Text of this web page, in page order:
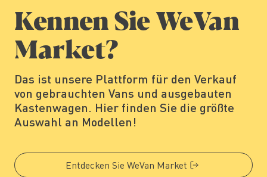
Kennen Sie WeVan
Market?
Das ist unsere Plattform für den Verkauf
von gebrauchten Vans und ausgebauten
Kastenwagen. Hier finden Sie die größte
Auswahl an Modellen!
Entdecken Sie WeVan Market